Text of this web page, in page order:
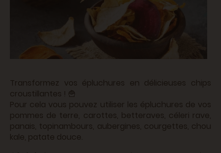
Transformez vos épluchures en délicieuses chips
croustillantes ! 🍟
Pour cela vous pouvez utiliser les épluchures de vos
pommes de terre, carottes, betteraves, céleri rave,
panais, topinambours, aubergines, courgettes, chou
kale, patate douce.